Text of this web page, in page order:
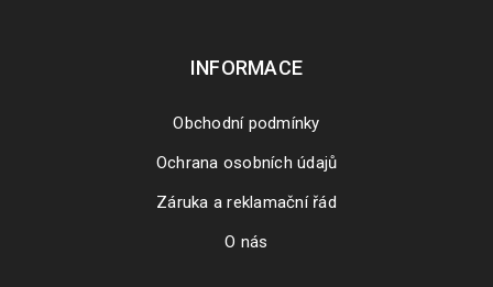
V tomto návodu si ukážeme, jak velice snadno a rychle
INFORMACE
Obchodní podmínky
Ochrana osobních údajů
Záruka a reklamační řád
O nás